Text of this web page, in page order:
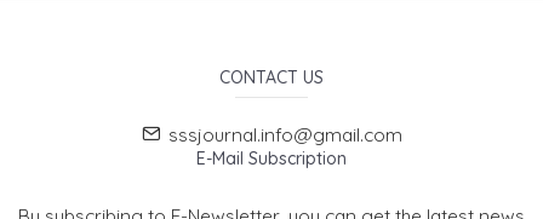
CONTACT US
sssjournal.info@gmail.com
E-Mail Subscription